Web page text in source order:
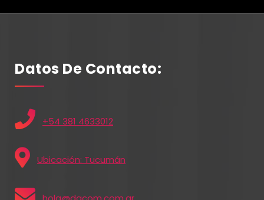
Datos De Contacto:
+54 381 4633012
Ubicación: Tucumán